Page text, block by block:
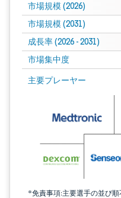
市場規模 (2026)
市場規模 (2031)
成長率 (2026 - 2031)
市場集中度
主要プレーヤー
*免責事項:主要選手の並び順
画像 © Mordor Intelligence。